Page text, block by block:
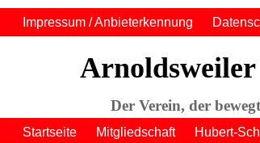
Impressum / Anbieterkennung
Arnoldsweiler
Der Verein, der
Startseite Mitgliedschaft Hubert-